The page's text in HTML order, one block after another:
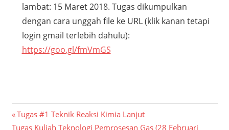
lambat: 15 Maret 2018. Tugas dikumpulkan
dengan cara unggah file ke URL (klik kanan tetapi
login gmail terlebih dahulu):
https://goo.gl/fmVmGS
Post
Previous
Post:
Tugas #1 Teknik Reaksi Kimia Lanjut
Next
Tugas Kuliah Teknologi Pemrosesan Gas (28 Februari